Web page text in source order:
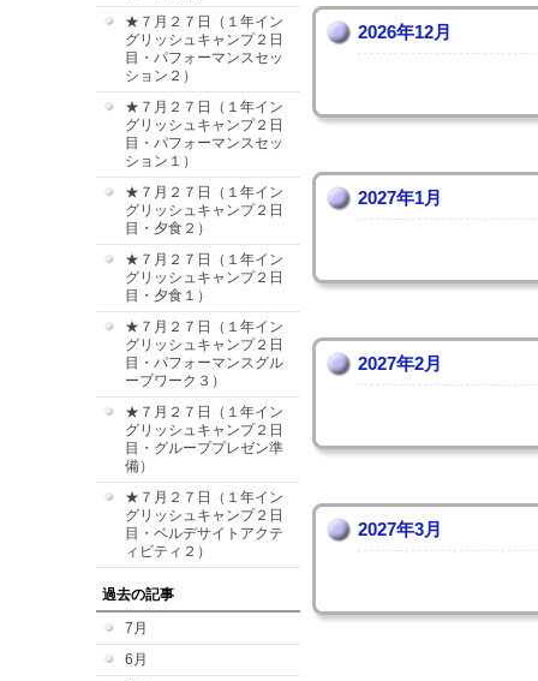
★７月２７日（１年イン
グリッシュキャンプ２日
目・パフォーマンスセッ
ション２）
★７月２７日（１年イン
グリッシュキャンプ２日
目・パフォーマンスセッ
ション１）
★７月２７日（１年イン
グリッシュキャンプ２日
目・夕食２）
★７月２７日（１年イン
グリッシュキャンプ２日
目・夕食１）
★７月２７日（１年イン
グリッシュキャンプ２日
目・パフォーマンスグル
ープワーク３）
★７月２７日（１年イン
グリッシュキャンプ２日
目・グループプレゼン準
備）
★７月２７日（１年イン
グリッシュキャンプ２日
目・ベルデサイトアクテ
ィビティ２）
過去の記事
7月
6月
2026年12月
2027年1月
2027年2月
2027年3月